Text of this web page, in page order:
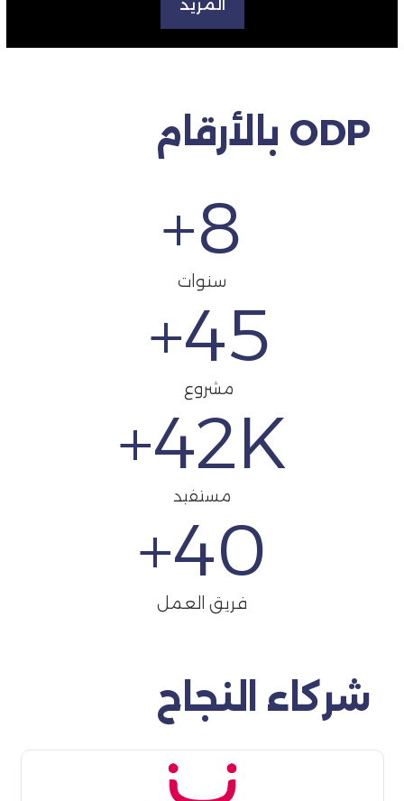
ODP بالأرقام
8
+
سنوات
45
+
مشروع
42K+
مستفيد
40
+
فريق العمل
شركاء النجاح